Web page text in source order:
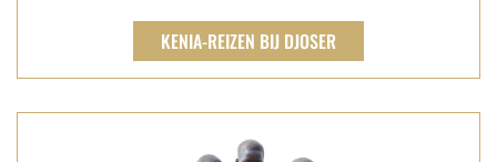
KENIA-REIZEN BIJ DJOSER